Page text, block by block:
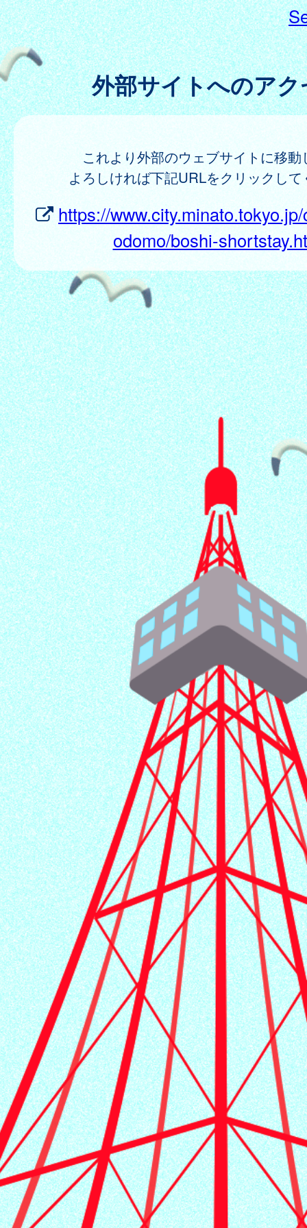
外部サイトへのア
これより外部のウェブサイトに移動
よろしければ下記URLをクリックし
https://
odomo/boshi-